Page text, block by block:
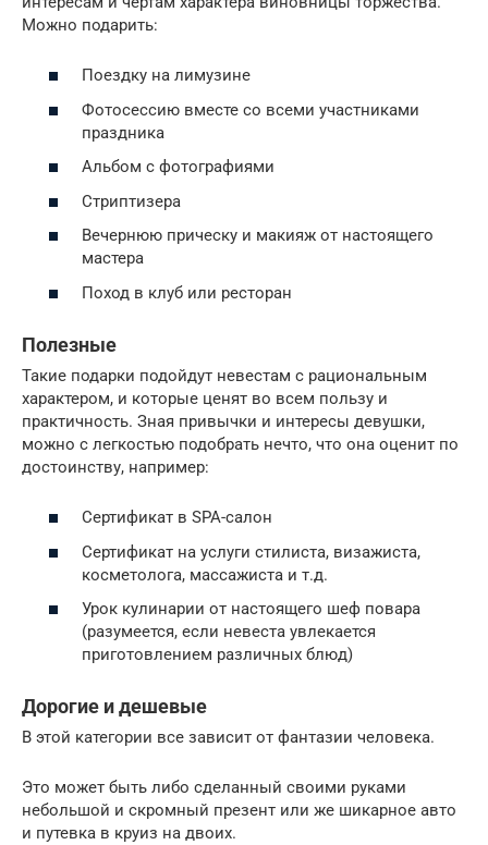
Можно подарить:
Поездку на лимузине
Фотосессию вместе со всеми участниками
праздника
Альбом с фотографиями
Стриптизера
Вечернюю прическу и макияж от настоящего
мастера
Поход в клуб или ресторан
Полезные
Такие подарки подойдут невестам с рациональным
характером, и которые ценят во всем пользу и
практичность. Зная привычки и интересы девушки,
можно с легкостью подобрать нечто, что она оценит по
достоинству, например:
Сертификат в SPA-салон
Сертификат на услуги стилиста, визажиста,
косметолога, массажиста и т.д.
Урок кулинарии от настоящего шеф повара
(разумеется, если невеста увлекается
приготовлением различных блюд)
Дорогие и дешевые
В этой категории все зависит от фантазии человека.
Это может быть либо сделанный своими руками
небольшой и скромный презент или же шикарное авто
и путевка в круиз на двоих.